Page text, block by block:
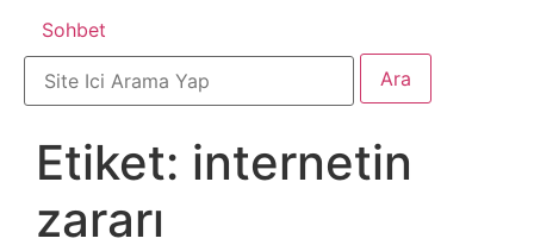
Apk
Arabalar
Bankacılık
İşlemleri
Sohbet
Etiket: internetin
zararı